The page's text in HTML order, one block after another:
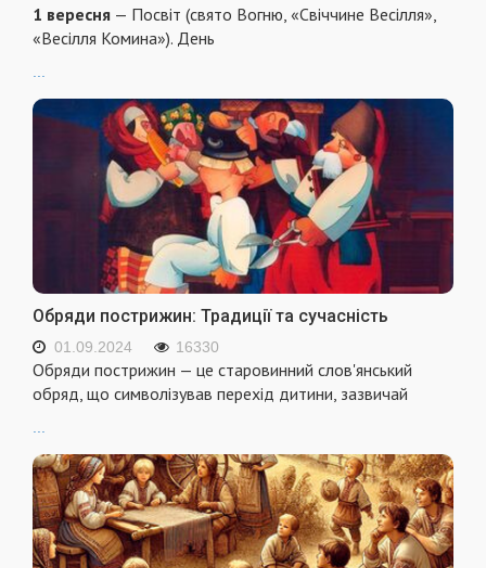
1 вересня — Посвіт (свято Вогню, «Свіччине Весілля»,
«Весілля Комина»). День
Обряди пострижин: Традиції та сучасність
01.09.2024 16330
Обряди пострижин — це старовинний слов'янський
обряд, що символізував перехід дитини, зазвичай
...